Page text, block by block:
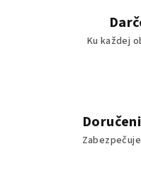
Ku každej